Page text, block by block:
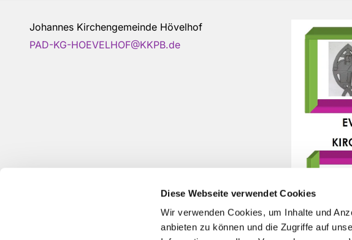
Diese Webseite verwendet Cookies
Wir verwenden Cookies, um Inhalte und
anbieten zu können und die Zugriffe auf
Johannes Kirchengemeinde Hövelhof
PAD-KG-HOEVELHOF@KKPB.de